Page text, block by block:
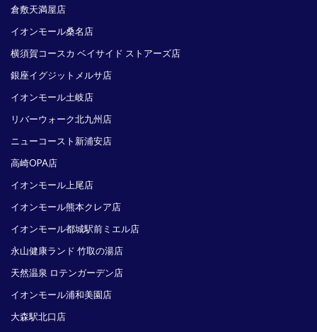
倉敷天満屋店
イオンモール桑名店
横須賀コースカ ベイサイド ストアーズ店
銀座イグジットメルサ店
イオンモール土岐店
リバーウォーク北九州店
ニューコースト新浦安店
高崎OPA店
イオンモール上尾店
イオンモール熊本クレア店
イオンモール都城駅前ミエル店
永山健康ランド 竹取の湯店
天然温泉 ロテンガーデン店
イオンモール浦和美園店
大森駅北口店